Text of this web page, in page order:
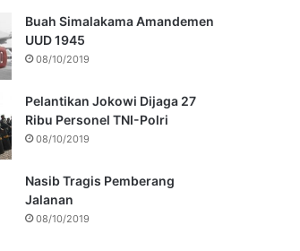
Buah Simalakama Amandemen
UUD 1945
08/10/2019
Pelantikan Jokowi Dijaga 27
Ribu Personel TNI-Polri
08/10/2019
Nasib Tragis Pemberang
Jalanan
08/10/2019